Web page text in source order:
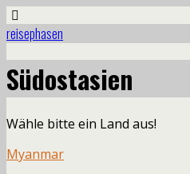
reisephasen
Südostasien
Wähle bitte ein Land aus!
Myanmar